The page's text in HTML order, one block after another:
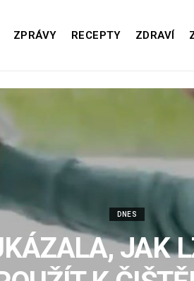
ZPRÁVY RECEPTY ZDRAVÍ
DNES
JAK